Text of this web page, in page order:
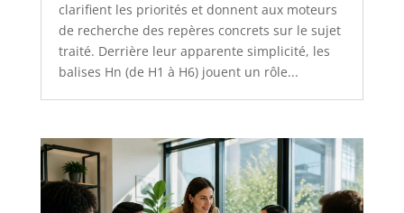
clarifient les priorités et donnent aux moteurs
de recherche des repères concrets sur le sujet
traité. Derrière leur apparente simplicité, les
balises Hn (de H1 à H6) jouent un rôle...